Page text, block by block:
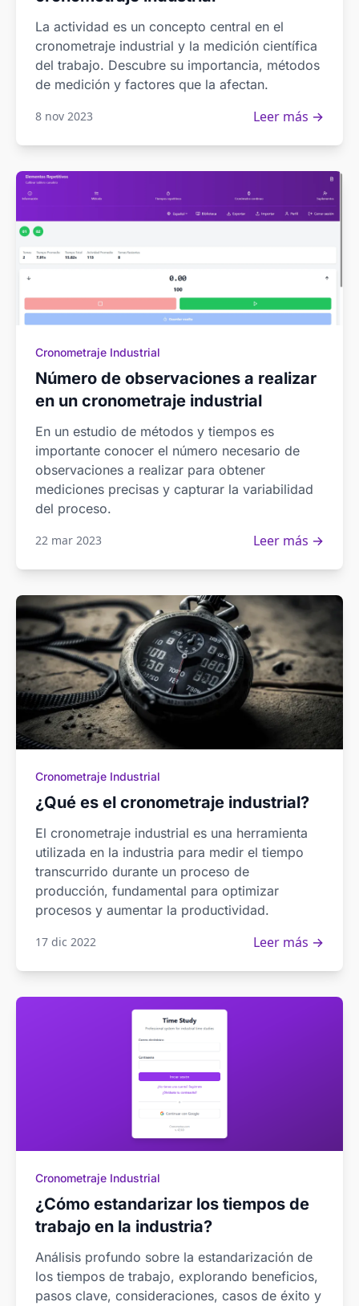
La actividad es un concepto central en el
cronometraje industrial y la medición científica
del trabajo. Descubre su importancia, métodos
de medición y factores que la afectan.
8 nov 2023 Leer más →
Cronometraje Industrial
Número de observaciones a realizar
en un cronometraje industrial
En un estudio de métodos y tiempos es
importante conocer el número necesario de
observaciones a realizar para obtener
mediciones precisas y capturar la variabilidad
del proceso.
22 mar 2023 Leer más →
Cronometraje Industrial
¿Qué es el cronometraje industrial?
El cronometraje industrial es una herramienta
utilizada en la industria para medir el tiempo
transcurrido durante un proceso de
producción, fundamental para optimizar
procesos y aumentar la productividad.
17 dic 2022 Leer más →
Cronometraje Industrial
¿Cómo estandarizar los tiempos de
trabajo en la industria?
Análisis profundo sobre la estandarización de
los tiempos de trabajo, explorando beneficios,
pasos clave, consideraciones, casos de éxito y